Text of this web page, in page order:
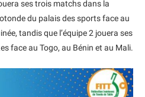
ses trois matchs dans la
du palais des sports face au
tandis que l’équipe 2 jouera ses
face au Togo, au Bénin et au Mali.